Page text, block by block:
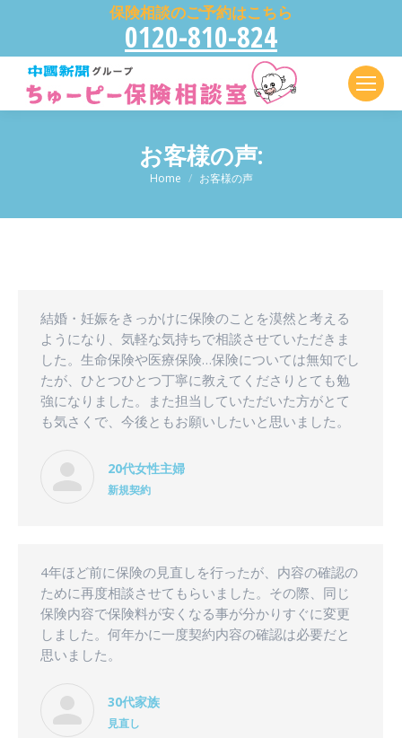
保険相談のご予約はこちら
0120-810-824
お客様の声:
現在地:
Home お客様の声
結婚・妊娠をきっかけに保険のことを漠然と考える
ようになり、気軽な気持ちで相談させていただきま
した。生命保険や医療保険…保険については無知でし
たが、ひとつひとつ丁寧に教えてくださりとても勉
強になりました。また担当していただいた方がとて
も気さくで、今後ともお願いしたいと思いました。
20代女性主婦
新規契約
4年ほど前に保険の見直しを行ったが、内容の確認の
ために再度相談させてもらいました。その際、同じ
保険内容で保険料が安くなる事が分かりすぐに変更
しました。何年かに一度契約内容の確認は必要だと
思いました。
30代家族
見直し